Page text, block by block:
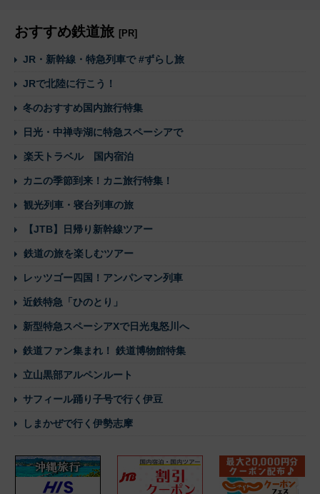
おすすめ鉄道旅 [PR]
JR・新幹線・特急列車で #ずらし旅
JRで北陸に行こう！
冬のおすすめ国内旅行特集
日光・中禅寺湖に特急スペーシアで
楽天トラベル 国内宿泊
カニの季節到来！カニ旅行特集！
観光列車・寝台列車の旅
【JTB】日帰り新幹線ツアー
鉄道の旅を楽しむツアー
レッツゴー四国！アンパンマン列車
近鉄特急「ひのとり」
新型特急スペーシアXで日光鬼怒川へ
鉄道ファン集まれ！ 鉄道博物館特集
立山黒部アルペンルート
サフィール踊り子号で行く伊豆
しまかぜで行く伊勢志摩